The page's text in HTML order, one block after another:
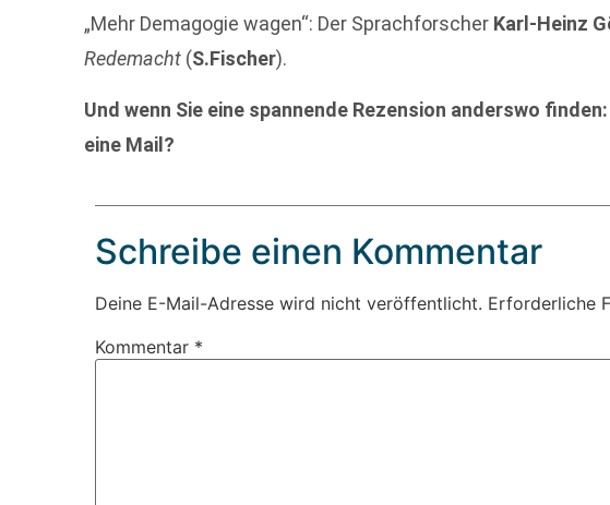
„Mehr Demagogie wagen“: Der Sprachforscher Karl-Heinz
Redemacht (S.Fischer).
Und wenn Sie eine spannende Rezension anderswo
eine Mail?
Schreibe einen Kommentar
Deine E-Mail-Adresse wird nicht veröffentlicht. Erforderliche
Kommentar *